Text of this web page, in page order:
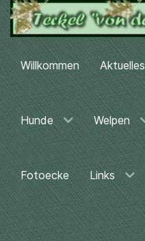
Willkommen Aktuelles
Hunde Welpen
Fotoecke Links